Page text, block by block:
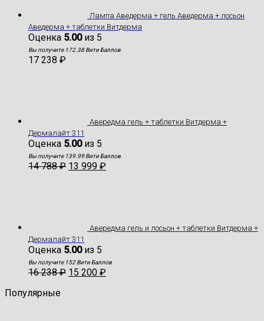
Лампа Аведерма + гель Аведерма + лосьон
Аведерма + таблетки Витдерма
Оценка 5.00из 5
Вы получите 172.38 Вити Баллов
17 238 ₽
Авередма гель + таблетки Витдерма +
Дермалайт 311
Оценка 5.00из 5
Вы получите 139.99 Вити Баллов
14 788₽ 13 999 ₽
Авередма гель и лосьон + таблетки Витдерма +
Дермалайт 311
Оценка 5.00из 5
Вы получите 152 Вити Баллов
16 238₽ 15 200 ₽
Популярные